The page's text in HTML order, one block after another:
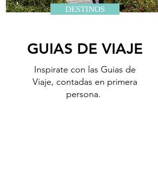
DESTINOS
GUIAS DE VIAJE
Inspirate con las Guias de
Viaje, contadas en primera
persona.